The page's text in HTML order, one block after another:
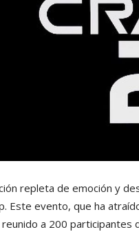
repleta de emoción y
Este evento, que ha
a 200 participantes